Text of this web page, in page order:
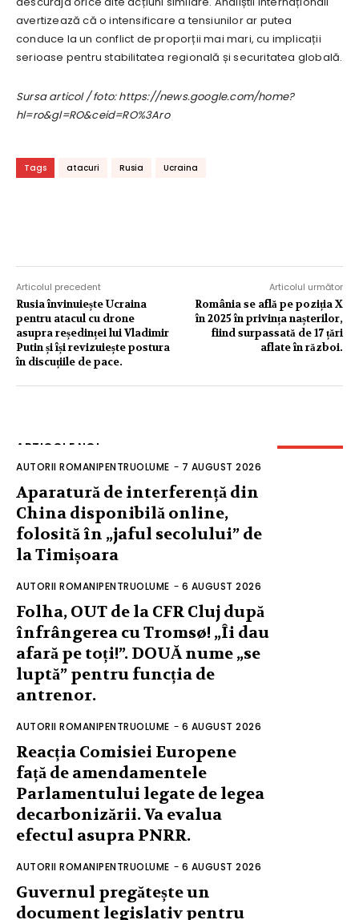
avertizează că o intensificare a tensiunilor ar putea
conduce la un conflict de proporții mai mari, cu implicații
serioase pentru stabilitatea regională și securitatea globală.
Sursa articol / foto: https://news.google.com/home?
hl=ro&gl=RO&ceid=RO%3Aro
Tags atacuri Rusia Ucraina
Articolul precedent
Rusia învinuiește Ucraina
pentru atacul cu drone
asupra reședinței lui Vladimir
Putin și își revizuiește postura
în discuțiile de pace.
Articolul următor
România se află pe poziția X
în 2025 în privința nașterilor,
fiind surpassată de 17 țări
aflate în război.
ARTICOLE NOI
AUTORII ROMANIPENTRUOLUME - 7 AUGUST 2026
Aparatură de interferență din
China disponibilă online,
folosită în „jaful secolului” de
la Timișoara
AUTORII ROMANIPENTRUOLUME - 6 AUGUST 2026
Folha, OUT de la CFR Cluj după
înfrângerea cu Tromsø! „Îi dau
afară pe toți!”. DOUĂ nume „se
luptă” pentru funcția de
antrenor.
AUTORII ROMANIPENTRUOLUME - 6 AUGUST 2026
Reacția Comisiei Europene
față de amendamentele
Parlamentului legate de legea
decarbonizării. Va evalua
efectul asupra PNRR.
AUTORII ROMANIPENTRUOLUME - 6 AUGUST 2026
Guvernul pregătește un
document legislativ pentru